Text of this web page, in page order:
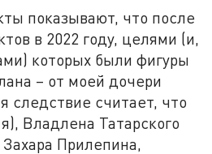
показывают, что после
в 2022 году, целями (и,
которых были фигуры
– от моей дочери
следствие считает, что
Владлена Татарского
Прилепина,